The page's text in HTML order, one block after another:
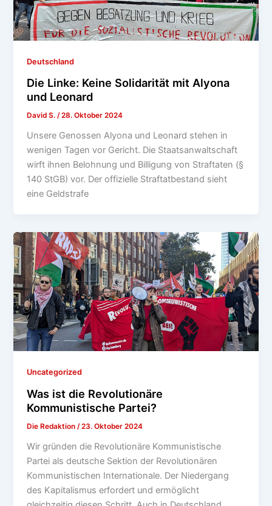
Deutschland
Die Linke: Keine Solidarität mit Alyona
und Leonard
David S./28. Oktober 2024
Unsere Genossen Alyona und Leonard stehen in
wenigen Tagen vor Gericht. Die Staatsanwaltschaft
wirft ihnen Belohnung und Billigung von Straftaten (§
140 StGB) vor. Der offizielle Straftatbestand sieht
eine Geldstrafe
Uncategorized
Was ist die Revolutionäre
Kommunistische Partei?
Die Redaktion/23. Oktober 2024
Wir gründen die Revolutionäre Kommunistische
Partei als deutsche Sektion der Revolutionären
Kommunistischen Internationale. Der Niedergang
des Kapitalismus erfordert und ermöglicht